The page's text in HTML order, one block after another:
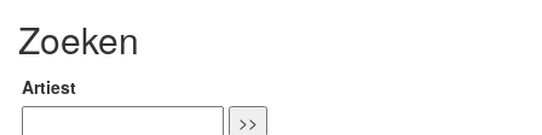
Zoeken
Artiest